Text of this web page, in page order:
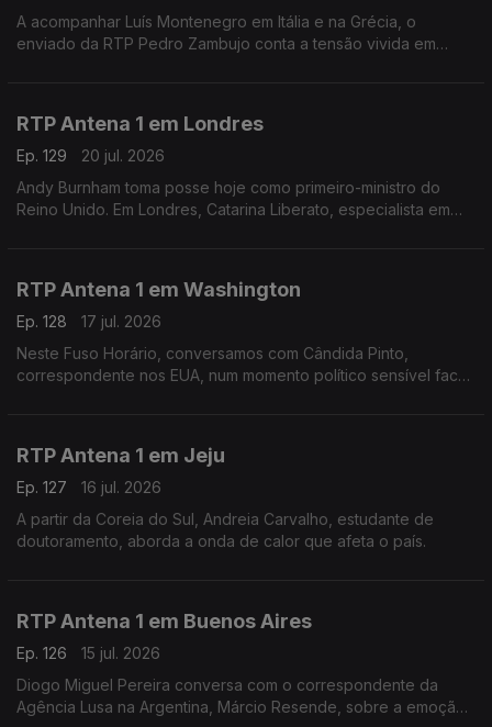
A acompanhar Luís Montenegro em Itália e na Grécia, o
enviado da RTP Pedro Zambujo conta a tensão vivida em
RTP Antena 1 em Londres
Ep. 129
20 jul. 2026
Andy Burnham toma posse hoje como primeiro-ministro do
Reino Unido. Em Londres, Catarina Liberato, especialista em
RTP Antena 1 em Washington
Ep. 128
17 jul. 2026
Neste Fuso Horário, conversamos com Cândida Pinto,
correspondente nos EUA, num momento político sensível face
RTP Antena 1 em Jeju
Ep. 127
16 jul. 2026
A partir da Coreia do Sul, Andreia Carvalho, estudante de
doutoramento, aborda a onda de calor que afeta o país.
RTP Antena 1 em Buenos Aires
Ep. 126
15 jul. 2026
Diogo Miguel Pereira conversa com o correspondente da
Agência Lusa na Argentina, Márcio Resende, sobre a emoção